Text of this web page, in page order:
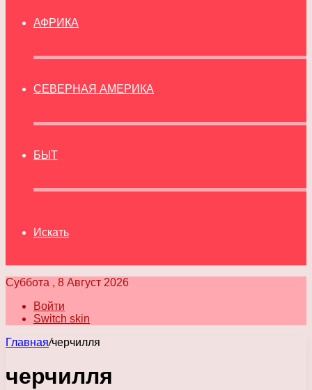
АФРИКА
СЕВЕРНАЯ АМЕРИКА
БЫТ
Искать
Суббота , 8 Август 2026
Войти
Switch skin
Главная/черчилля
черчилля